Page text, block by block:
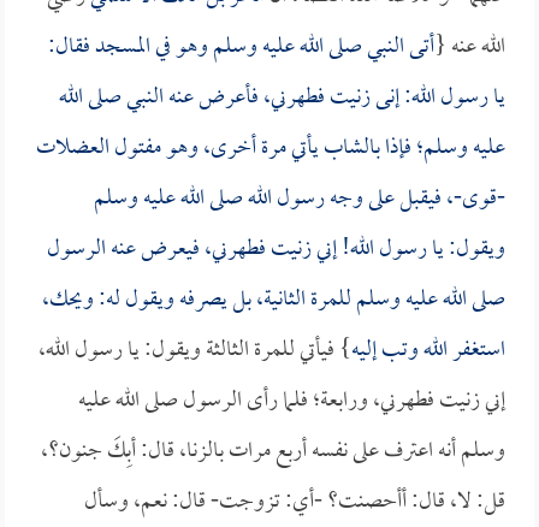
الله عنه {أتى النبي صلى الله عليه وسلم وهو في المسجد فقال:
يا رسول الله: إنى زنيت فطهرني، فأعرض عنه النبي صلى الله
عليه وسلم؛ فإذا بالشاب يأتي مرة أخرى، وهو مفتول العضلات
-قوى-، فيقبل على وجه رسول الله صلى الله عليه وسلم
ويقول: يا رسول الله! إني زنيت فطهرني، فيعرض عنه الرسول
صلى الله عليه وسلم للمرة الثانية، بل يصرفه ويقول له: ويحك،
استغفر الله وتب إليه} فيأتي للمرة الثالثة ويقول: يا رسول الله،
إني زنيت فطهرني، ورابعة؛ فلما رأى الرسول صلى الله عليه
وسلم أنه اعترف على نفسه أربع مرات بالزنا، قال: أبِكَ جنون؟،
قل: لا، قال: أأحصنت؟ -أي: تزوجت- قال: نعم، وسأل